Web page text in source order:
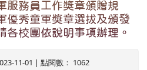
2 團參加全國績優童軍團
經中華民國童軍總會輔導委
帶等，於本會辦理花蓮縣